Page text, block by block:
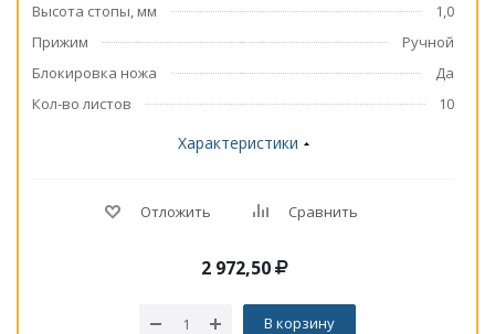
Высота стопы, мм
1,0
Прижим
Ручной
Блокировка ножа
Да
Кол-во листов
10
Характеристики
Отложить Сравнить
2 972,50
В корзину